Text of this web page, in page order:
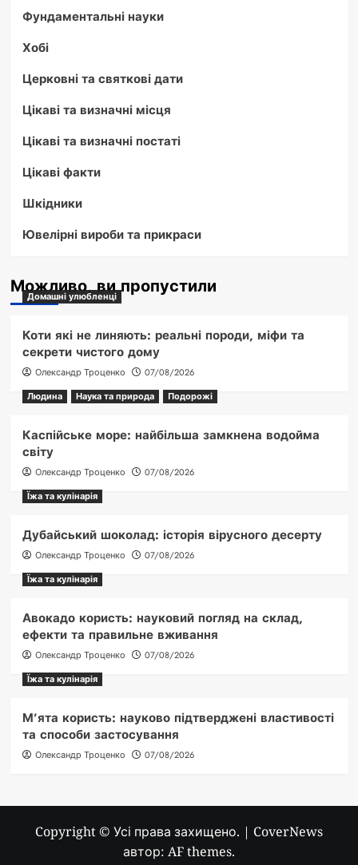
Фундаментальні науки
Хобі
Церковні та святкові дати
Цікаві та визначні місця
Цікаві та визначні постаті
Цікаві факти
Шкідники
Ювелірні вироби та прикраси
Можливо, ви пропустили
Домашні улюбленці
Коти які не линяють: реальні породи, міфи та
секрети чистого дому
Олександр Троценко
07/08/2026
Людина
Наука та природа Подорожі
Каспійське море: найбільша замкнена водойма
світу
Олександр Троценко
07/08/2026
Їжа та кулінарія
Дубайський шоколад: історія вірусного десерту
Олександр Троценко
07/08/2026
Їжа та кулінарія
Авокадо користь: науковий погляд на склад,
ефекти та правильне вживання
Олександр Троценко
07/08/2026
Їжа та кулінарія
М’ята користь: науково підтверджені властивості
та способи застосування
Олександр Троценко 07/08/2026
Copyright © Усі права захищено. | CoverNews
автор: AF themes.